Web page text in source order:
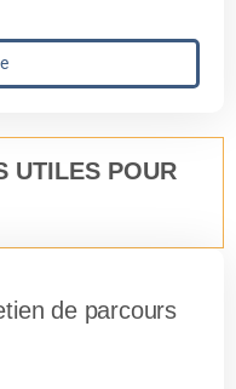
UTILES POUR
de parcours